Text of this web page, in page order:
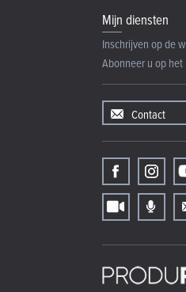
Mijn diensten
Inschrijven op de
Abonneer u op
Contact